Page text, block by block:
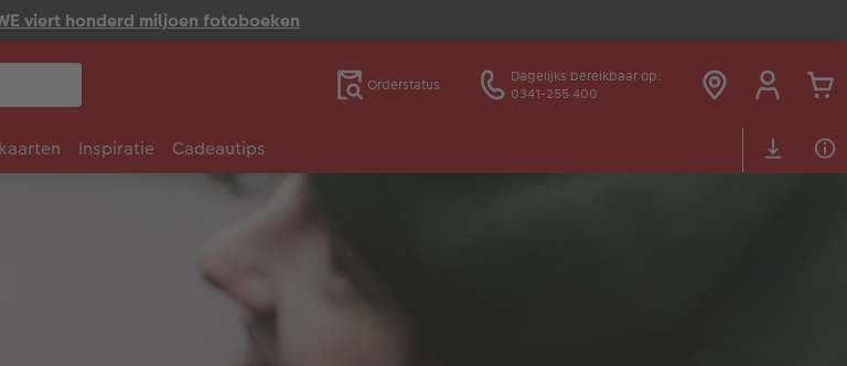
viert honderd miljoen fotoboeken
Orderstatus
Dagelijks bereikbaar op:
0341-255 400
Inspiratie Cadeautips